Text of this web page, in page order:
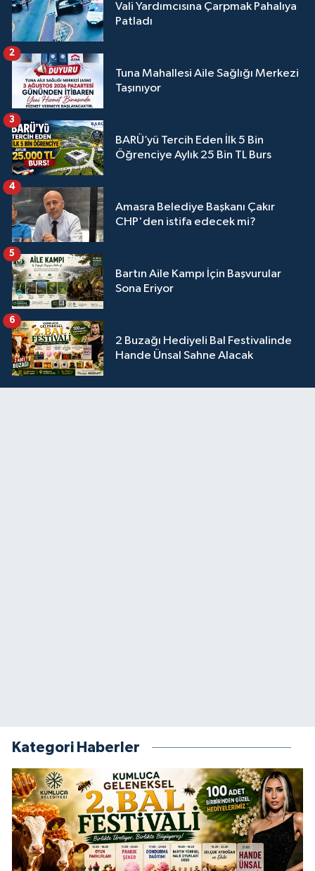
Vali Yardımcısına Çarpmak Pahalıya
Patladı
Tuna Mahallesi Aile Sağlığı Merkezi
Taşınıyor
2
BARÜ’yü Tercih Eden İlk 5 Bin
Öğrenciye Aylık 25 Bin TL Burs
3
Amasra Belediye Başkanı Çakır
CHP'den istifa edecek mi?
4
Bartın Aile Kampı İçin Başvurular
Sona Eriyor
5
2 Buzağı Hediyeli Bal Festivalinde
Hande Ünsal Sahne Alacak
6
Kategori Haberler